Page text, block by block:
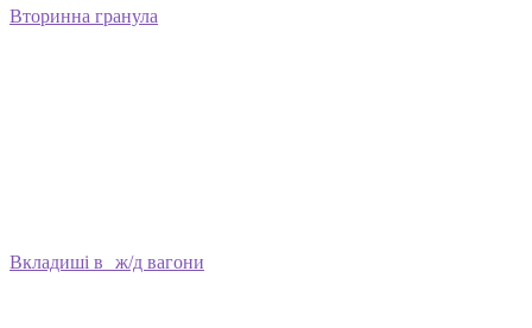
Вторинна гранула
Вкладиші в ж/д вагони